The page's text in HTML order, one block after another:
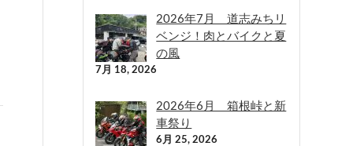
2026年7月 道志みちリ
ベンジ！肉とバイクと夏
の風
7月 18, 2026
2026年6月 箱根峠と新
車祭り
6月 25, 2026